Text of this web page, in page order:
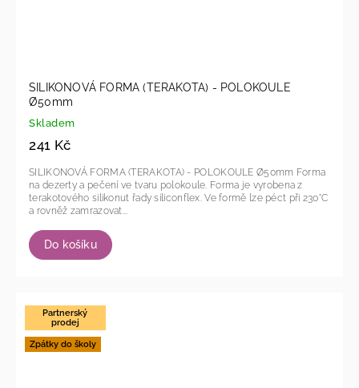
SILIKONOVÁ FORMA (TERAKOTA) - POLOKOULE
Ø50mm
Skladem
241 Kč
Do košíku
SILIKONOVÁ FORMA (TERAKOTA) - POLOKOULE Ø50mm Forma
na dezerty a pečení ve tvaru polokoule. Forma je vyrobena z
terakotového silikonut řady siliconflex. Ve formě lze péct při 230°C
a rovněž zamrazovat...
Partnerský
prodej
Zpátky do školy